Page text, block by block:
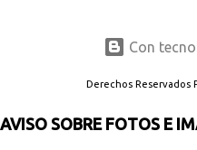
Con
Derechos Reservados
AVISO SOBRE FOTOS E